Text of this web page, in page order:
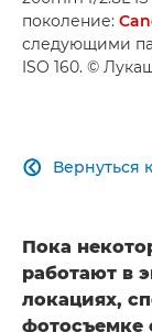
поколение:
следующими
ISO 160. ©
Вернуться

Пока
работают в
локациях,
фотосъемке